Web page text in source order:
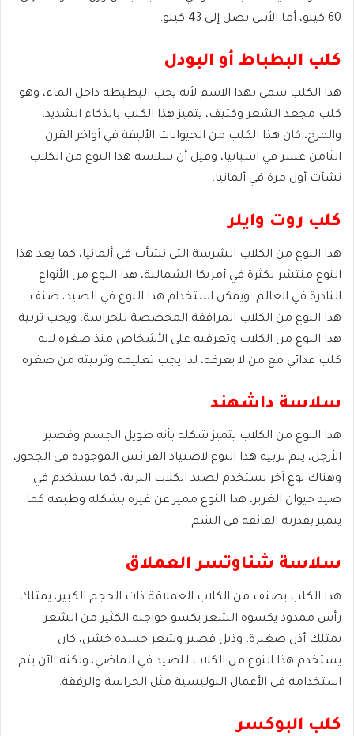
60 كيلو، أما الأنثى تصل إلى 43 كيلو.
كلب البطباط أو البودل
هذا الكلب سمي بهذا الاسم لأنه يحب البطبطة داخل الماء، وهو
كلب مجعد الشعر وكثيف، يتميز هذا الكلب بالذكاء الشديد،
والمرح، كان هذا الكلب من الحيوانات الأليفة في أواخر القرن
الثامن عشر في اسبانيا، وقيل أن سلاسة هذا النوع من الكلاب
نشأت أول مرة في ألمانيا.
كلب روت وايلر
هذا النوع من الكلاب الشرسة التي نشأت في ألمانيا، كما يعد هذا
النوع منتشر بكثرة في أمريكا الشمالية، هذا النوع من الأنواع
النادرة في العالم، ويمكن استخدام هذا النوع في الصيد، صنف
هذا النوع من الكلاب المرافقة المخصصة للحراسة، ويجب تربية
هذا النوع من الكلاب وتعرفيه على الأشخاص منذ صغره لانه
كلب عدائي مع من لا يعرفه، لذا يجب تعليمه وتربيته من صغره.
سلاسة داشهند
هذا النوع من الكلاب يتميز شكله بأنه طويل الجسم وقصير
الأرجل، يتم تربية هذا النوع لاصتياد الفرائس الموجودة في الجحور،
وهناك نوع آخر يستخدم لصيد الكلاب البرية، كما يستخدم في
صيد حيوان الغرير، هذا النوع مميز عن غيره بشكله وطبعه كما
يتميز بقدرته الفائقة في الشم.
سلاسة شناوتسر العملاق
هذا الكلب يصنف من الكلاب العملاقة ذات الحجم الكبير، يمتلك
رأس ممدود يكسوه الشعر يكسو حواجبه الكثير من الشعر
يمتلك أذن صغيرة، وذيل قصير وشعر جسده خشن، كان
يستخدم هذا النوع من الكلاب للصيد في الماضي، ولكنه الآن يتم
استخدامه في الأعمال البوليسية مثل الحراسة والرفقة.
كلب البوكسر